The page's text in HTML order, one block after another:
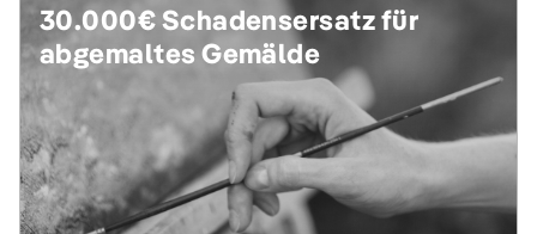
30.000€ Schadensersatz für
abgemaltes Gemälde